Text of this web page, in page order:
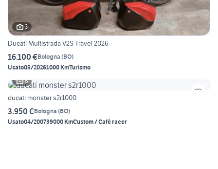
3
Ducati Multistrada V2S Travel 2026
16.100 €Bologna (BO)
Usato05/20261000 KmTurismo
6
ducati monster s2r1000
3.950 €Bologna (BO)
Usato04/200739000 KmCustom / Café racer